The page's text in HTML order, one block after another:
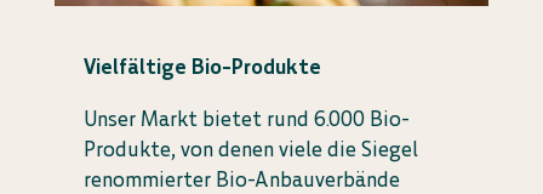
Vielfältige Bio-Produkte
Unser Markt bietet rund 6.000 Bio-
Produkte, von denen viele die Siegel
renommierter Bio-Anbauverbände